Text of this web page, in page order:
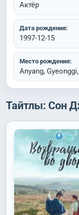
Актёр
Дата рождения:
1997-12-15
Место рождения:
Anyang,
Тайтлы: Сон